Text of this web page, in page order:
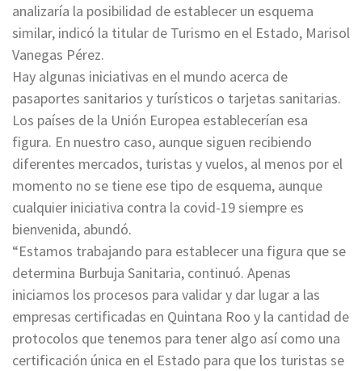
analizaría la posibilidad de establecer un esquema
similar, indicó la titular de Turismo en el Estado, Marisol
Vanegas Pérez.
Hay algunas iniciativas en el mundo acerca de
pasaportes sanitarios y turísticos o tarjetas sanitarias.
Los países de la Unión Europea establecerían esa
figura. En nuestro caso, aunque siguen recibiendo
diferentes mercados, turistas y vuelos, al menos por el
momento no se tiene ese tipo de esquema, aunque
cualquier iniciativa contra la covid-19 siempre es
bienvenida, abundó.
“Estamos trabajando para establecer una figura que se
determina Burbuja Sanitaria, continuó. Apenas
iniciamos los procesos para validar y dar lugar a las
empresas certificadas en Quintana Roo y la cantidad de
protocolos que tenemos para tener algo así como una
certificación única en el Estado para que los turistas se